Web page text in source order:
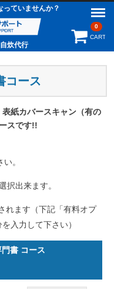
っていませんか？
炊代行
CART
0
Menu
コース
紙カバースキャン（有の
スです!!
。
択出来ます。
れます（下記「有料オプ
入力して下さい）
書 コース